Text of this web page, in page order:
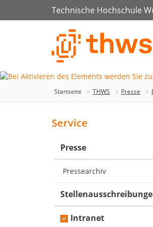
Technische Hochschule
Startseite THWS Presse
Service
Presse
Pressearchiv
Intranet